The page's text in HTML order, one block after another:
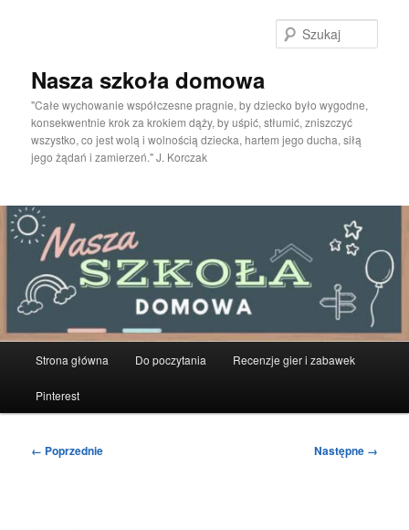
Nasza szkoła domowa
"Całe wychowanie współczesne pragnie, by dziecko było wygodne,
konsekwentnie krok za krokiem dąży, by uśpić, stłumić, zniszczyć
wszystko, co jest wolą i wolnością dziecka, hartem jego ducha, siłą
jego żądań i zamierzeń." J. Korczak
Strona główna Do poczytania Recenzje gier i zabawek
Pinterest
Nawigacja
← Poprzednie Następne →